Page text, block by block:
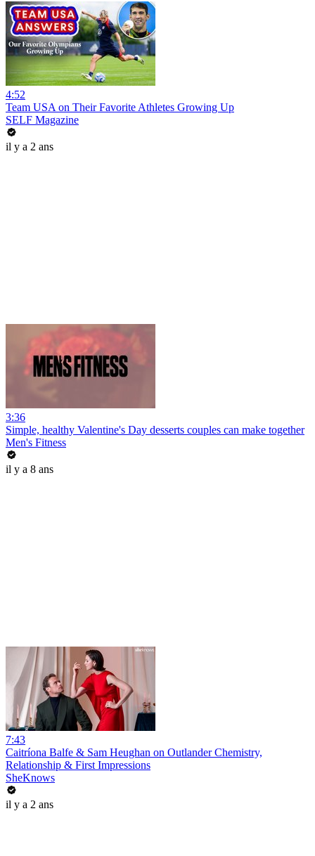
4:52
Team USA on Their Favorite Athletes Growing Up
SELF Magazine
il y a 2 ans
3:36
Simple, healthy Valentine's Day desserts couples can make together
Men's Fitness
il y a 8 ans
7:43
Caitríona Balfe & Sam Heughan on Outlander Chemistry,
Relationship & First Impressions
SheKnows
il y a 2 ans